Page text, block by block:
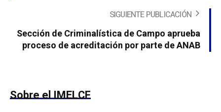
SIGUIENTE PUBLICACIÓN
Sección de Criminalística de Campo aprueba
proceso de acreditación por parte de ANAB
Sobre el IMELCF